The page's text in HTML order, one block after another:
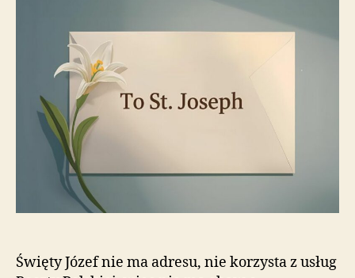
Święty Józef nie ma adresu, nie korzysta z usług